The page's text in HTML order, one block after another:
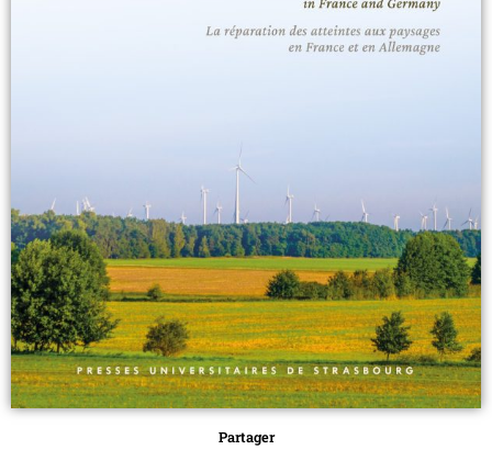
Partager